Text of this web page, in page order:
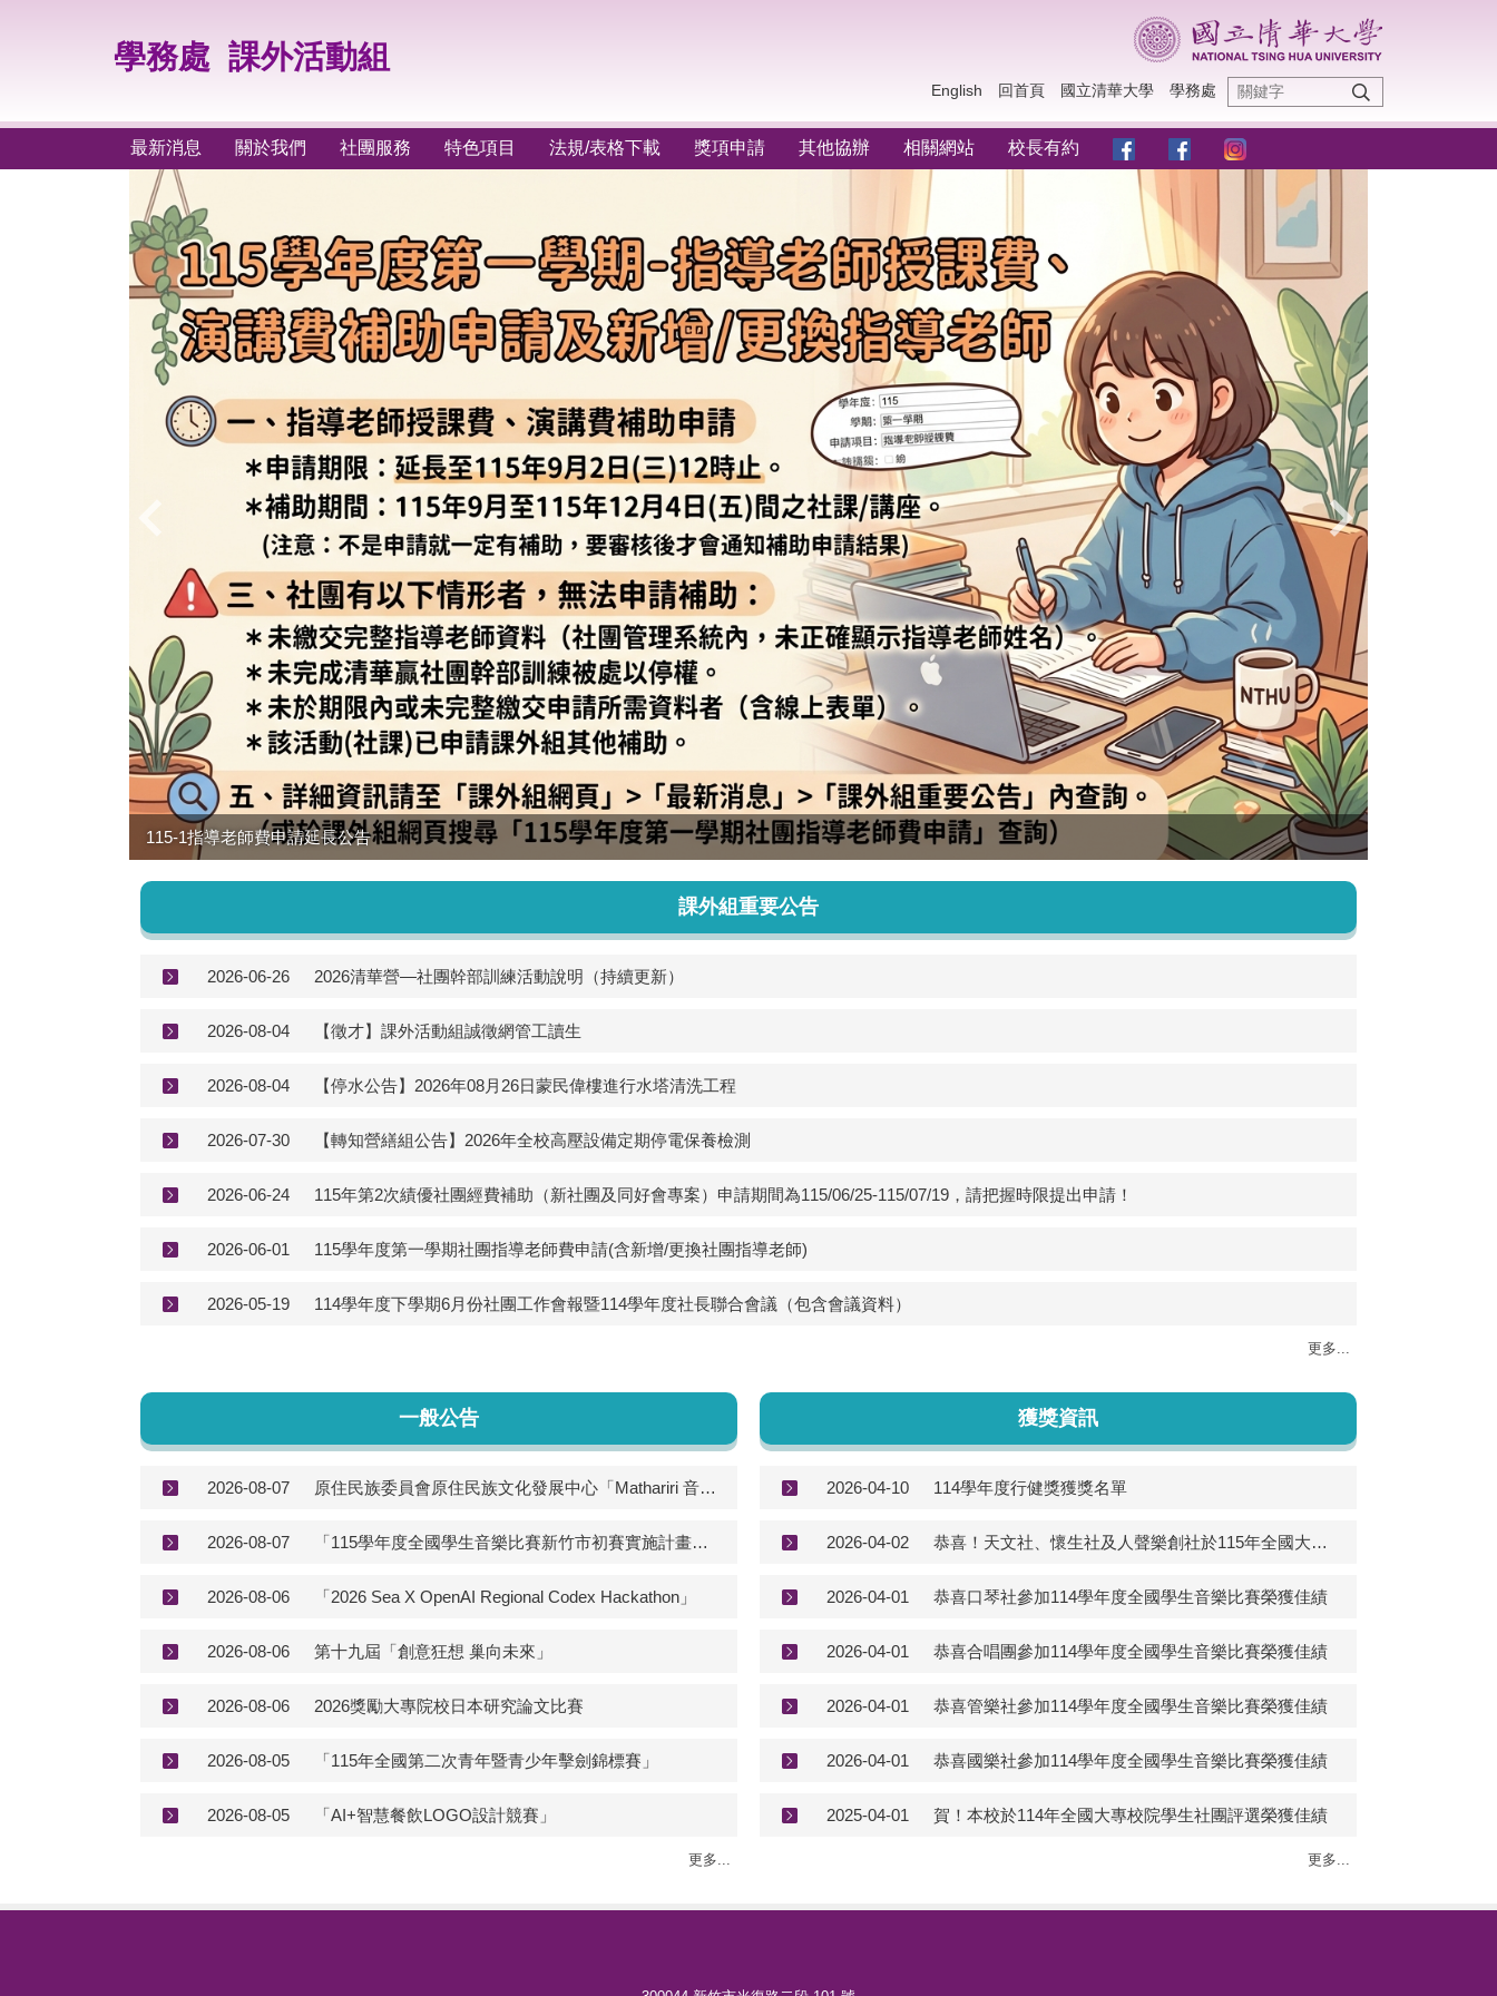
容
學務處 課外活動組
English 回首頁 國立清華大學 學務處
最新消息 關於我們 社團服務 特色項目 法規/表格下載 獎項申請 其他協辦 相關網站 校長有約
2026社團宣傳手冊延長徵件
課外組重要公告
2026-06-26 2026清華營—社團幹部訓練活動說明（持續更新）
2026-08-04 【徵才】課外活動組誠徵網管工讀生
2026-08-04 【停水公告】2026年08月26日蒙民偉樓進行水塔清洗工程
2026-07-30 【轉知營繕組公告】2026年全校高壓設備定期停電保養檢測
2026-06-24 115年第2次績優社團經費補助（新社團及同好會專案）申請期間為115/06/25-115/07/19，請把握時限提出申請！
2026-06-01 115學年度第一學期社團指導老師費申請(含新增/更換社團指導老師)
2026-05-19 114學年度下學期6月份社團工作會報暨114學年度社長聯合會議（包含會議資料）
更多...
一般公告
2026-08-07 原住民族委員會原住民族文化發展中心「Mathariri 音樂節」活動，歡迎踴躍參與
2026-08-07 「115學年度全國學生音樂比賽新竹市初賽實施計畫」及相關附件
2026-08-06 「2026 Sea X OpenAI Regional Codex Hackathon」
2026-08-06 第十九屆「創意狂想 巢向未來」
2026-08-06 2026獎勵大專院校日本研究論文比賽
2026-08-05 「115年全國第二次青年暨青少年擊劍錦標賽」
2026-08-05 「AI+智慧餐飲LOGO設計競賽」
更多...
獲獎資訊
2026-04-10 114學年度行健獎獲獎名單
2026-04-02 恭喜！天文社、懷生社及人聲樂創社於115年全國大專校院學生社團評選榮獲佳作！
2026-04-01 恭喜口琴社參加114學年度全國學生音樂比賽榮獲佳績
2026-04-01 恭喜合唱團參加114學年度全國學生音樂比賽榮獲佳績
2026-04-01 恭喜管樂社參加114學年度全國學生音樂比賽榮獲佳績
2026-04-01 恭喜國樂社參加114學年度全國學生音樂比賽榮獲佳績
2025-04-01 賀！本校於114年全國大專校院學生社團評選榮獲佳績
更多...